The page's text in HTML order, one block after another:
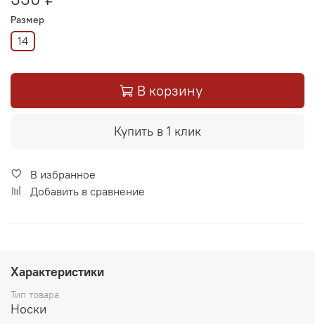
Размер
14
В корзину
Купить в 1 клик
В избранное
Добавить в сравнение
Характеристики
Тип товара
Носки